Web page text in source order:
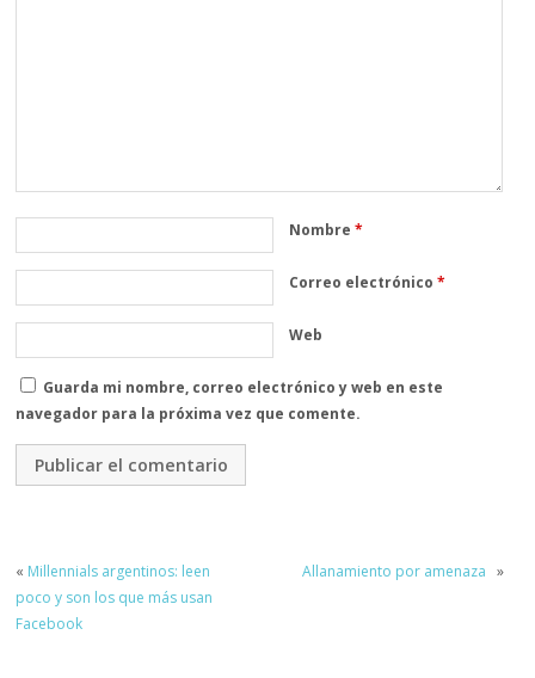
Nombre*
Correo electrónico*
Web
Guarda mi nombre, correo electrónico y web en este
navegador para la próxima vez que comente.
« Millennials argentinos: leen
poco y son los que más usan
Facebook
Allanamiento por amenaza »